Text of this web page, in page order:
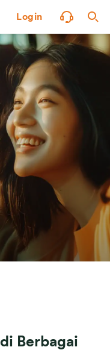
Login
Berbagai